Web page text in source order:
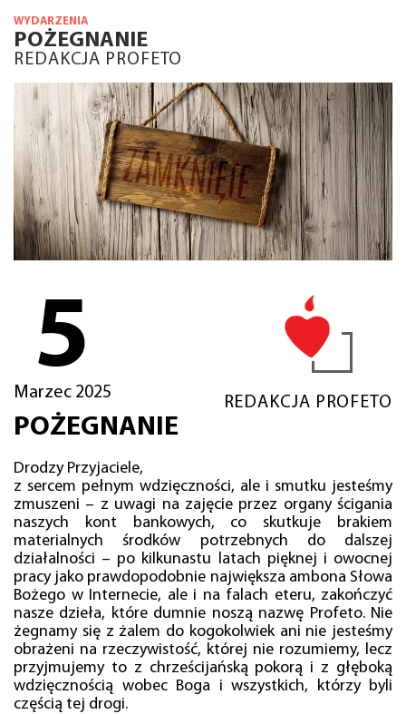
WYDARZENIA
POŻEGNANIE
REDAKCJA PROFETO
5
Marzec 2025
REDAKCJA PROFETO
POŻEGNANIE
Drodzy Przyjaciele,
z sercem pełnym wdzięczności, ale i smutku jesteśmy
zmuszeni – z uwagi na zajęcie przez organy ścigania
naszych kont bankowych, co skutkuje brakiem
materialnych środków potrzebnych do dalszej
działalności – po kilkunastu latach pięknej i owocnej
pracy jako prawdopodobnie największa ambona Słowa
Bożego w Internecie, ale i na falach eteru, zakończyć
nasze dzieła, które dumnie noszą nazwę Profeto. Nie
żegnamy się z żalem do kogokolwiek ani nie jesteśmy
obrażeni na rzeczywistość, której nie rozumiemy, lecz
przyjmujemy to z chrześcijańską pokorą i z głęboką
wdzięcznością wobec Boga i wszystkich, którzy byli
częścią tej drogi.